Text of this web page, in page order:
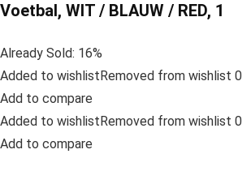
Voetbal, WIT / BLAUW / RED, 1
Already Sold: 16%
Added to wishlistRemoved from wishlist 0
Add to compare
Added to wishlistRemoved from wishlist 0
Add to compare